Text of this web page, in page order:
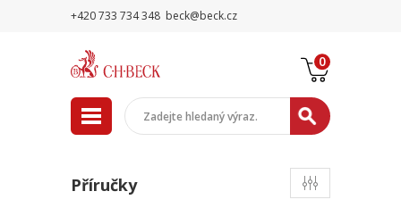
+420 733 734 348 beck@beck.cz
0
Příručky